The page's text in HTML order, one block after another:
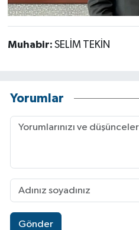
Muhabir: SELİM TEKİN
Yorumlar
Gönder